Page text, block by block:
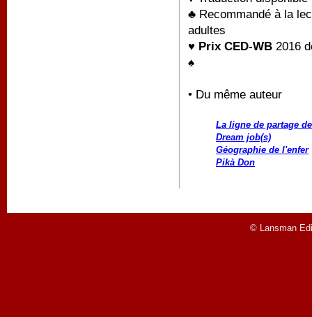
♣ Recommandé à la
adultes
♥ Prix CED-WB 2016
♠
• Du même auteur
La ligne de partage
Dream job(s)
Géographie de l'enfer
Pikà Don
© Lansman